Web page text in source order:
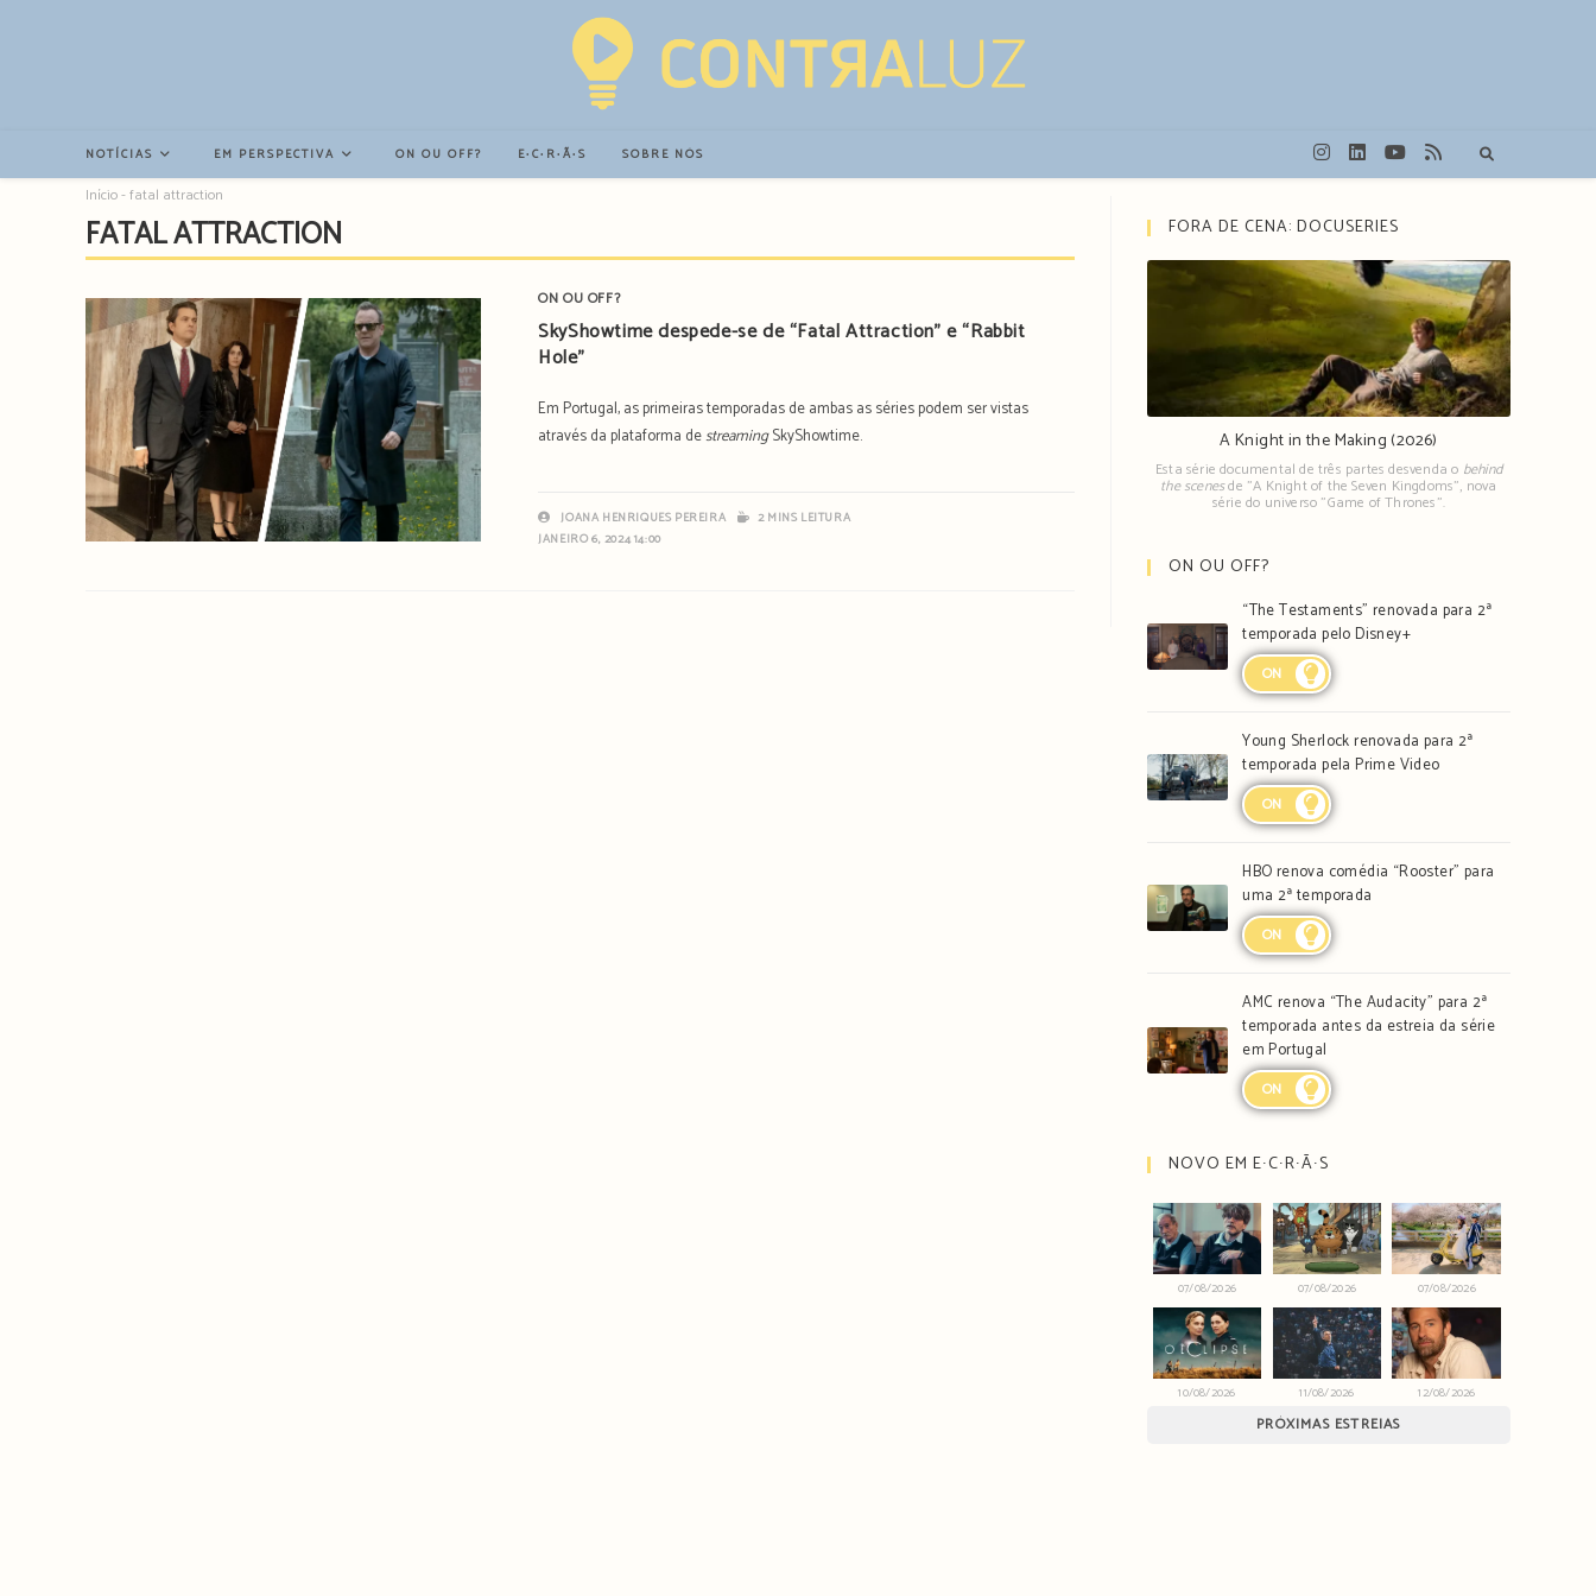
NOTÍCIAS EM PERSPECTIVA ON OU OFF? E∙C∙R∙Ã∙S SOBRE NÓS
Início-fatal attraction
FATAL ATTRACTION
ON OU OFF?
SkyShowtime despede-se de “Fatal Attraction” e “Rabbit
Hole”
Em Portugal, as primeiras temporadas de ambas as séries podem ser vistas
através da plataforma destreamingSkyShowtime.
JOANA HENRIQUES PEREIRA
2 MINS LEITURA
JANEIRO 6, 2024 14:00
FORA DE CENA: DOCUSERIES
A Knight in the Making (2026)
Esta série documental de três partes desvenda o behind
the scenesde "A Knight of the Seven Kingdoms", nova
série do universo "Game of Thrones".
ON OU OFF?
“The Testaments” renovada para 2ª
temporada pelo Disney+
ON
Young Sherlock renovada para 2ª
temporada pela Prime Video
ON
HBO renova comédia “Rooster” para
uma 2ª temporada
ON
AMC renova “The Audacity” para 2ª
temporada antes da estreia da série
em Portugal
ON
NOVO EM E∙C∙R∙Ã∙S
07/08/2026 07/08/2026 07/08/2026
10/08/2026 11/08/2026 12/08/2026
PRÓXIMAS ESTREIAS